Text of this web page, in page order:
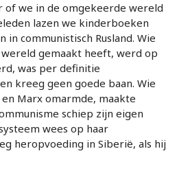
of we in de omgekeerde wereld
lazen we kinderboeken
in communistisch Rusland. Wie
gemaakt heeft, werd op
was per definitie
kreeg geen goede baan. Wie
Marx omarmde, maakte
schiep zijn eigen
wees op haar
heropvoeding in Siberië, als hij